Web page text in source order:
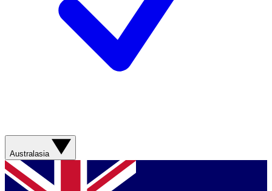
Australasia